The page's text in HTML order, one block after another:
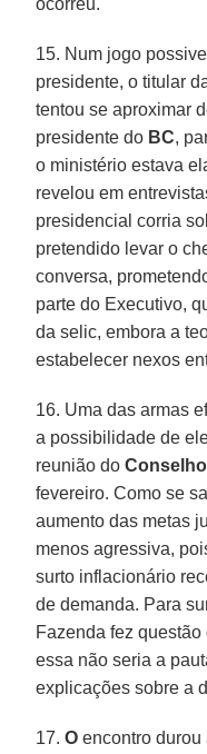
15. Num jogo
presidente, o titular
tentou se aproximar
presidente do BC,
o ministério estava
revelou em
presidencial corria
pretendido levar o
conversa,
parte do Executivo,
da selic, embora a
estabelecer nexos
16. Uma das armas
a possibilidade de
reunião do
fevereiro. Como se
aumento das metas
menos agressiva,
surto inflacionário
de demanda. Para
Fazenda fez
essa não seria a
explicações sobre a
17.O encontro